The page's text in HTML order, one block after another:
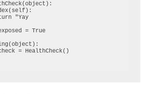
"Yay
= True
= HealthCheck()